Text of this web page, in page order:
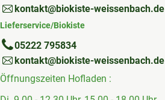
kontakt@biokiste-weissenbach.de
Lieferservice/Biokiste
05222 795834
kontakt@biokiste-weissenbach.de
Öffnungszeiten Hofladen :